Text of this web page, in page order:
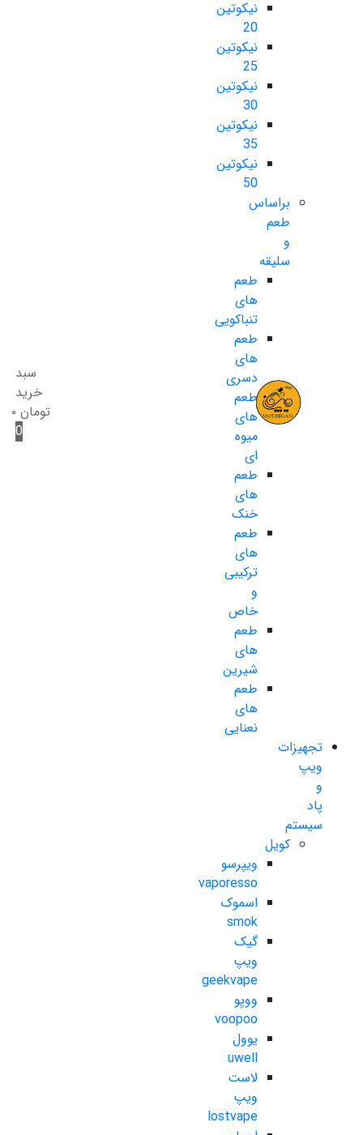
نیکوتین
20
نیکوتین
25
نیکوتین
30
نیکوتین
35
نیکوتین
50
براساس
طعم
و
سلیقه
طعم
های
تنباکویی
طعم
های
دسری
طعم
های
میوه
ای
طعم
های
خنک
طعم
های
ترکیبی
و
خاص
طعم
های
شیرین
طعم
های
نعنایی
تجهیزات
ویپ
و
پاد
سیستم
کویل
ویپرسو
vaporesso
اسموک
smok
گیک
ویپ
geekvape
ووپو
voopoo
یوول
uwell
لاست
ویپ
lostvape
سبد
خرید
تومان ۰
0